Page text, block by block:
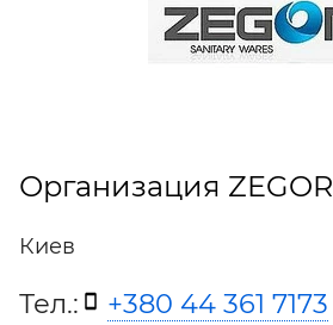
Организация ZEGOR
Киев
Тел.:
+380 44 361 7173